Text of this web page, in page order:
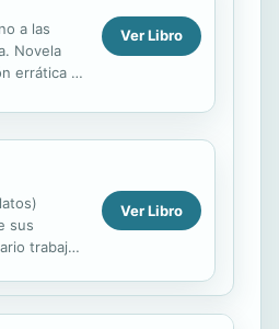
a las
Novela
errática y
Ver Libro
sus
trabajo
Ver Libro